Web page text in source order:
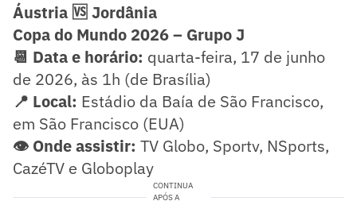
Áustria 🆚 Jordânia
Copa do Mundo 2026 – Grupo J
📆 Data e horário: quarta-feira, 17 de junho
de 2026, às 1h (de Brasília)
📍 Local: Estádio da Baía de São Francisco,
em São Francisco (EUA)
👁️ Onde assistir: TV Globo, Sportv, NSports,
CazéTV e Globoplay
CONTINUA
APÓS A